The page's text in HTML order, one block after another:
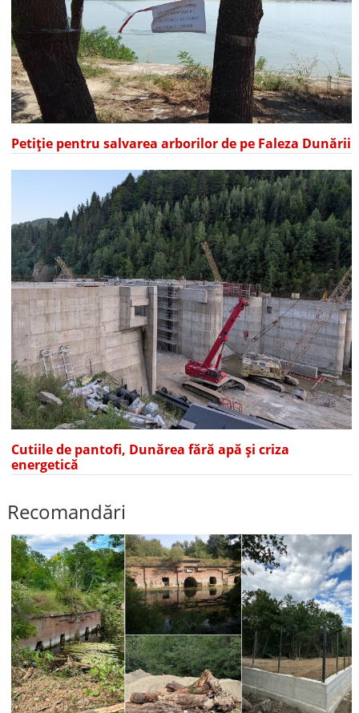
Petiție pentru salvarea arborilor de pe Faleza Dunării
Cutiile de pantofi, Dunărea fără apă și criza
energetică
Recomandări